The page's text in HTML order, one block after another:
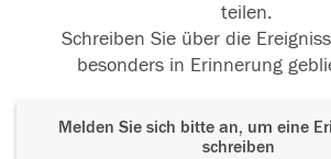
teilen.
Schreiben Sie über die
besonders in Erinnerung
Melden Sie sich bitte an, um eine
schreiben